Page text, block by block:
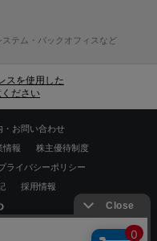
テム・バックオフィスなど
スを使用した
ださい
・お問い合わせ
情報
株主優待制度
ライバシーポリシー
採用情報